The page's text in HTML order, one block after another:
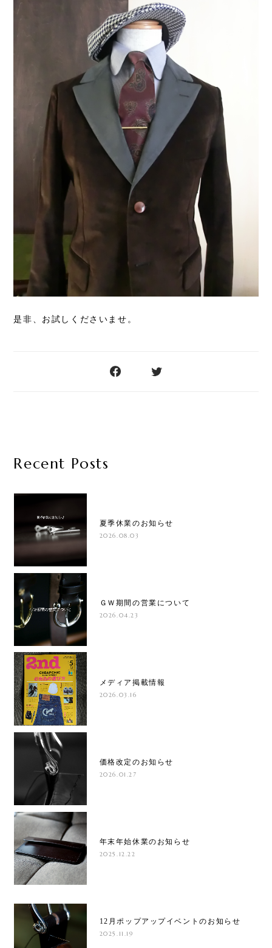
是非、お試しくださいませ。
Recent Posts
夏季休業のお知らせ
2026.08.03
ＧＷ期間の営業について
2026.04.23
メディア掲載情報
2026.03.16
価格改定のお知らせ
2026.01.27
年末年始休業のお知らせ
2025.12.22
12月ポップアップイベントのお知らせ
2025.11.19